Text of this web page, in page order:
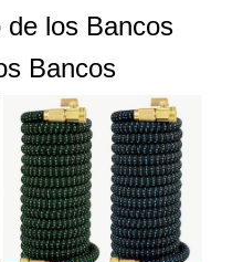
de los Bancos
Bancos